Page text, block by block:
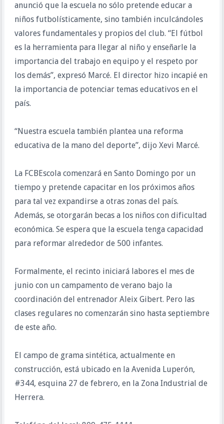
anunció que la escuela no sólo pretende educar a
niños futbolísticamente, sino también inculcándoles
valores fundamentales y propios del club. “El fútbol
es la herramienta para llegar al niño y enseñarle la
importancia del trabajo en equipo y el respeto por
los demás”, expresó Marcé. El director hizo incapié en
la importancia de potenciar temas educativos en el
país.
“Nuestra escuela también plantea una reforma
educativa de la mano del deporte”, dijo Xevi Marcé.
La FCBEscola comenzará en Santo Domingo por un
tiempo y pretende capacitar en los próximos años
para tal vez expandirse a otras zonas del país.
Además, se otorgarán becas a los niños con dificultad
económica. Se espera que la escuela tenga capacidad
para reformar alrededor de 500 infantes.
Formalmente, el recinto iniciará labores el mes de
junio con un campamento de verano bajo la
coordinación del entrenador Aleix Gibert. Pero las
clases regulares no comenzarán sino hasta septiembre
de este año.
El campo de grama sintética, actualmente en
construcción, está ubicado en la Avenida Luperón,
#344, esquina 27 de febrero, en la Zona Industrial de
Herrera.